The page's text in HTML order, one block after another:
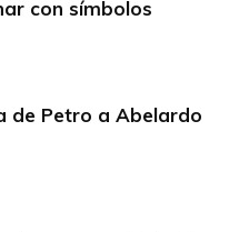
con símbolos
de Petro a Abelardo